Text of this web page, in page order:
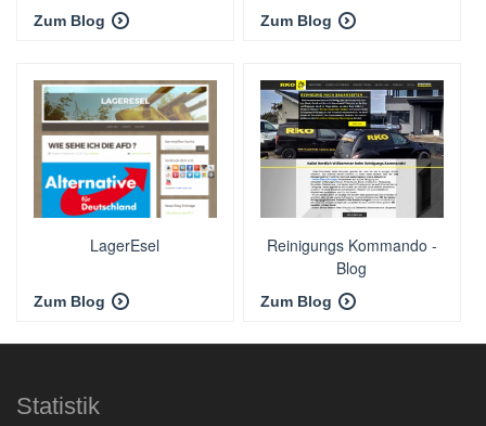
Zum Blog Zum Blog
LagerEsel
Zum Blog
Reinigungs Kommando -
Blog
Zum Blog
Statistik